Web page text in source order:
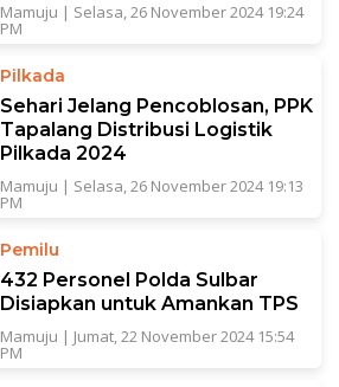
Mamuju | Selasa, 26 November 2024 19:24
PM
Pilkada
Sehari Jelang Pencoblosan, PPK
Tapalang Distribusi Logistik
Pilkada 2024
Mamuju | Selasa, 26 November 2024 19:13
PM
Pemilu
432 Personel Polda Sulbar
Disiapkan untuk Amankan TPS
Mamuju | Jumat, 22 November 2024 15:54
PM